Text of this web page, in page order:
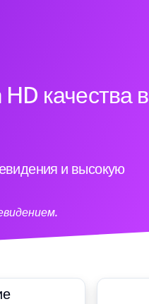
качества в
и высокую